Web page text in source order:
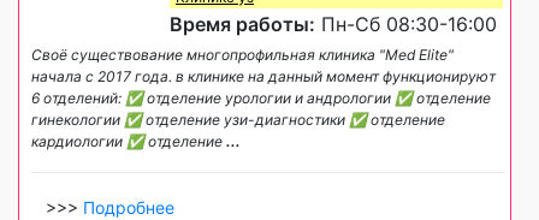
Время работы: Пн-Сб 08:30-16:00
Своё существование многопрофильная клиника "Med Elite"
начала с 2017 года. в клинике на данный момент функционируют
6 отделений: ✅ отделение урологии и андрологии ✅ отделение
гинекологии ✅ отделение узи-диагностики ✅ отделение
кардиологии ✅ отделение ...
>>> Подробнее